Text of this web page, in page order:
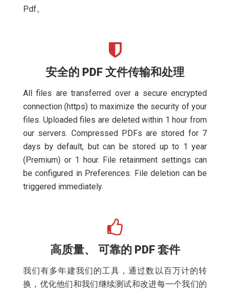
Pdf。
安全的 PDF 文件传输和处理
All files are transferred over a secure encrypted
connection (https) to maximize the security of your
files. Uploaded files are deleted within 1 hour from
our servers. Compressed PDFs are stored for 7
days by default, but can be stored up to 1 year
(Premium) or 1 hour. File retainment settings can
be configured in Preferences. File deletion can be
triggered immediately.
高质量、 可靠的 PDF 套件
我们有多年建我们的工具，通过数以百万计的转
换，优化他们和我们继续测试和改进每一个我们的